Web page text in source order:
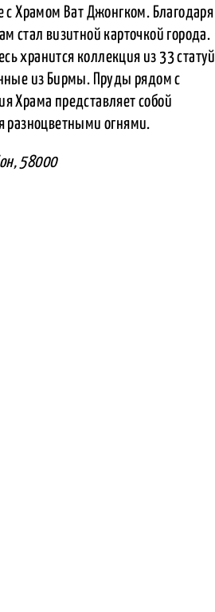
с Храмом Ват Джонгком. Благодаря
стал визитной карточкой города.
хранится коллекция из 33 статуй
из Бирмы. Пруды рядом с
Храма представляет собой
разноцветными огнями.
58000